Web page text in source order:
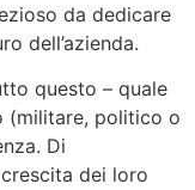
da dedicare
dell’azienda.
questo – quale
(militare, politico o
Di
dei loro